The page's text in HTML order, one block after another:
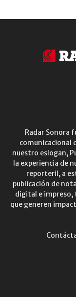
Radar Sonora
comunicacional
nuestro eslogan,
la experiencia de
reporteril, a
publicación de
digital e impreso,
que generen